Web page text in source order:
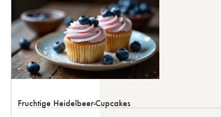
Fruchtige Heidelbeer-Cupcakes